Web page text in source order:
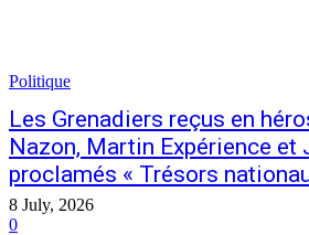
Politique
Les Grenadiers reçus en
Nazon, Martin Expérience et
proclamés « Trésors
8 July, 2026
0